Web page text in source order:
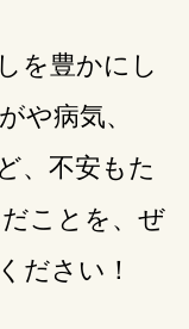
を豊かにし
や病気、
、不安もた
ことを、ぜ
ださい！